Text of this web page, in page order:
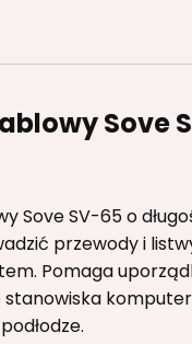
Sove
Sove SV-65 o
przewody i
Pomaga